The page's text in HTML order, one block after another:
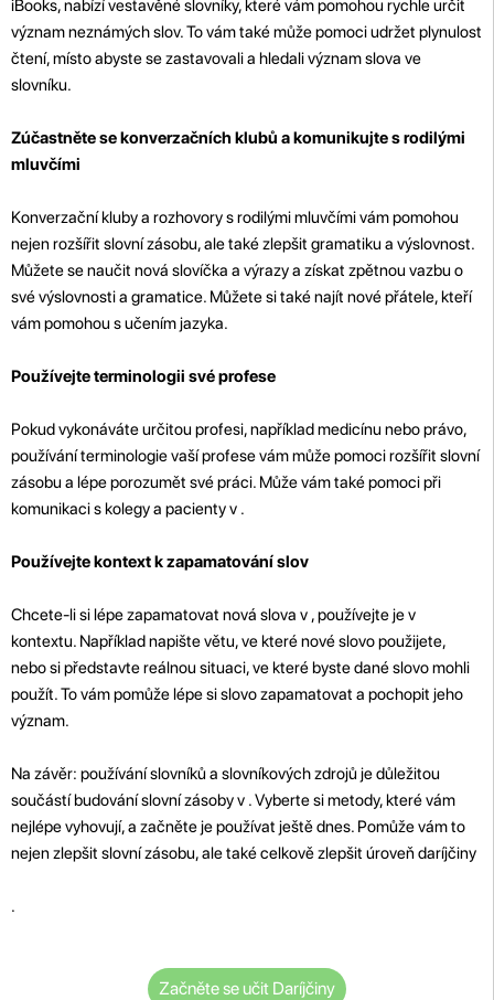
iBooks, nabízí vestavěné slovníky, které vám pomohou rychle určit
význam neznámých slov. To vám také může pomoci udržet plynulost
čtení, místo abyste se zastavovali a hledali význam slova ve
slovníku.
Zúčastněte se konverzačních klubů a komunikujte s rodilými
mluvčími
Konverzační kluby a rozhovory s rodilými mluvčími vám pomohou
nejen rozšířit slovní zásobu, ale také zlepšit gramatiku a výslovnost.
Můžete se naučit nová slovíčka a výrazy a získat zpětnou vazbu o
své výslovnosti a gramatice. Můžete si také najít nové přátele, kteří
vám pomohou s učením jazyka.
Používejte terminologii své profese
Pokud vykonáváte určitou profesi, například medicínu nebo právo,
používání terminologie vaší profese vám může pomoci rozšířit slovní
zásobu a lépe porozumět své práci. Může vám také pomoci při
komunikaci s kolegy a pacienty v .
Používejte kontext k zapamatování slov
Chcete-li si lépe zapamatovat nová slova v , používejte je v
kontextu. Například napište větu, ve které nové slovo použijete,
nebo si představte reálnou situaci, ve které byste dané slovo mohli
použít. To vám pomůže lépe si slovo zapamatovat a pochopit jeho
význam.
Na závěr: používání slovníků a slovníkových zdrojů je důležitou
součástí budování slovní zásoby v . Vyberte si metody, které vám
nejlépe vyhovují, a začněte je používat ještě dnes. Pomůže vám to
nejen zlepšit slovní zásobu, ale také celkově zlepšit úroveň daríjčiny
.
Začněte se učit Daríjčiny